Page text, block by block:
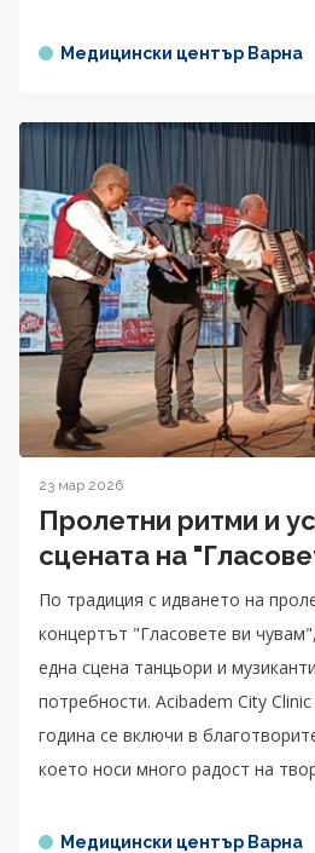
Медицински център Варна
23 мар 2026
Пролетни ритми и
сцената на
По традиция с идването на
концертът "Гласовете ви
една сцена танцьори и
потребности. Acibadem City
година се включи в
което носи много радост на
Медицински център Варна